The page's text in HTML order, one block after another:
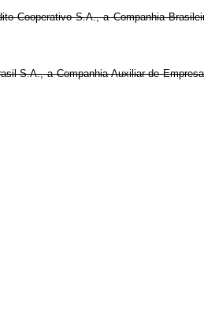
Cooperativo S.A., a Companhia
S.A., a Companhia Auxiliar de